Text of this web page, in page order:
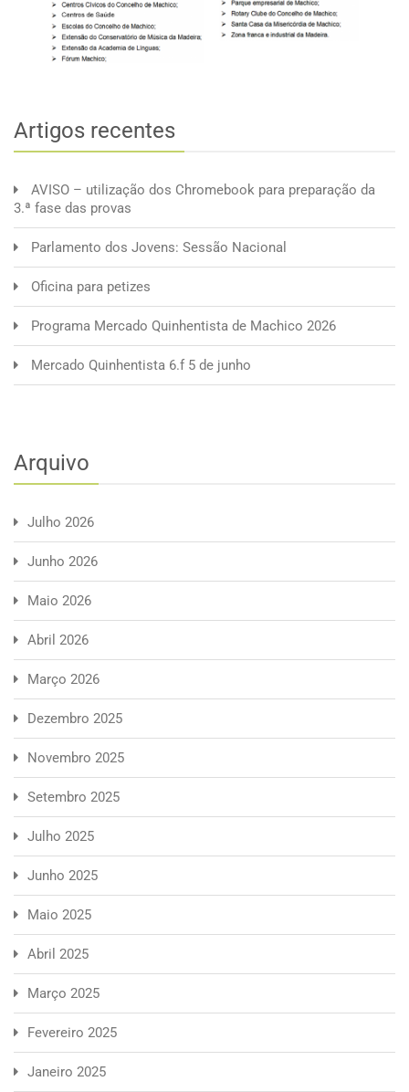
Artigos recentes
AVISO – utilização dos Chromebook para preparação da
3.ª fase das provas
Parlamento dos Jovens: Sessão Nacional
Oficina para petizes
Programa Mercado Quinhentista de Machico 2026
Mercado Quinhentista 6.f 5 de junho
Arquivo
Julho 2026
Junho 2026
Maio 2026
Abril 2026
Março 2026
Dezembro 2025
Novembro 2025
Setembro 2025
Julho 2025
Junho 2025
Maio 2025
Abril 2025
Março 2025
Fevereiro 2025
Janeiro 2025